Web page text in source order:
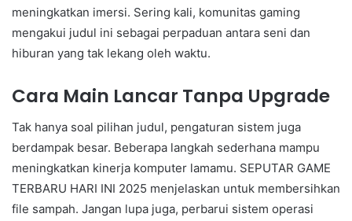
meningkatkan imersi. Sering kali, komunitas gaming
mengakui judul ini sebagai perpaduan antara seni dan
hiburan yang tak lekang oleh waktu.
Cara Main Lancar Tanpa Upgrade
Tak hanya soal pilihan judul, pengaturan sistem juga
berdampak besar. Beberapa langkah sederhana mampu
meningkatkan kinerja komputer lamamu. SEPUTAR GAME
TERBARU HARI INI 2025 menjelaskan untuk membersihkan
file sampah. Jangan lupa juga, perbarui sistem operasi